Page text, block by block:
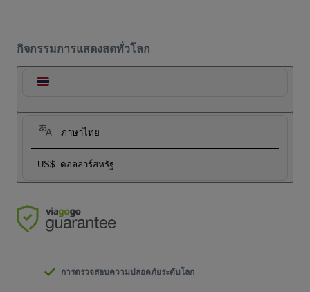
กิจกรรมการแสดงสดทั่วโลก
ภาษาไทย
US$ ดอลลาร์สหรัฐ
การตรวจสอบความปลอดภัยระดับโลก